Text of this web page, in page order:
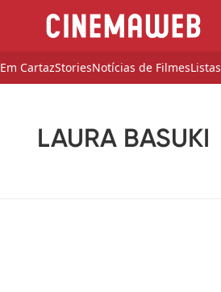
Em CartazStoriesNotícias de FilmesListas
LAURA BASUKI